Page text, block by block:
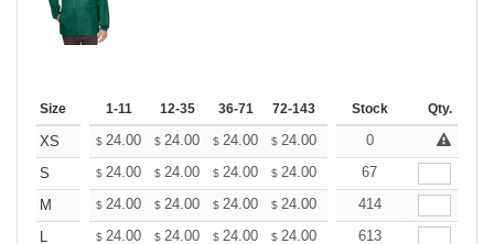
Size 1-11 12-35 36-71 72-143 144-287 288 + More
Stock Qty.
XS $ 24.00 $ 24.00 $ 24.00 $ 24.00 24.00
0
S
$ 24.00 $ 24.00 $ 24.00 $ 24.00 24.00
67
M
$ 24.00 $ 24.00 $ 24.00 $ 24.00 24.00
414
L
$ 24.00 $ 24.00 $ 24.00 $ 24.00 24.00
613